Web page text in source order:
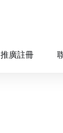
推廣註冊